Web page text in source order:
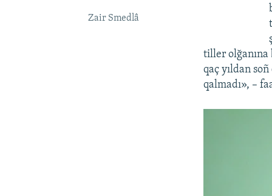
Zair Smedlâ
tiller
qaç yıldan
qalmadı», –